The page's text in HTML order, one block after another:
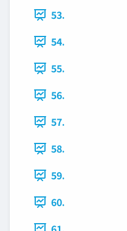
53.
54.
55.
56.
57.
58.
59.
60.